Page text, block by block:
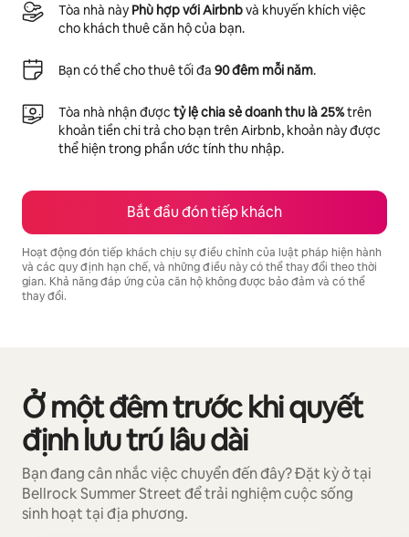
Tòa nhà này Phù hợp với Airbnbvà khuyến khích việc
cho khách thuê căn hộ của bạn.
Bạn có thể cho thuê tối đa 90 đêm mỗi năm.
Tòa nhà nhận được tỷ lệ chia sẻ doanh thu là 25%trên
khoản tiền chi trả cho bạn trên Airbnb, khoản này được
thể hiện trong phần ước tính thu nhập.
Bắt đầu đón tiếp khách
Hoạt động đón tiếp khách chịu sự điều chỉnh của luật pháp hiện hành
và các quy định hạn chế, và những điều này có thể thay đổi theo thời
gian. Khả năng đáp ứng của căn hộ không được bảo đảm và có thể
thay đổi.
Ở một đêm trước khi quyết
định lưu trú lâu dài
Bạn đang cân nhắc việc chuyển đến đây? Đặt kỳ ở tại
Bellrock Summer Street để trải nghiệm cuộc sống
sinh hoạt tại địa phương.
Đang hiển thị 0/0 mục